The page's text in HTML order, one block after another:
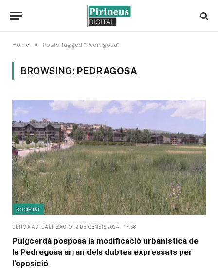
Home » Posts Tagged "Pedragosa"
BROWSING: PEDRAGOSA
SOCIETAT
ULTIMA ACTUALITZACIÓ 2 DE GENER, 2024 - 17:58
Puigcerdà posposa la modificació urbanística de
la Pedregosa arran dels dubtes expressats per
l’oposició